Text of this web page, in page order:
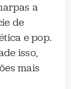
a
de
e pop.
isso,
mais